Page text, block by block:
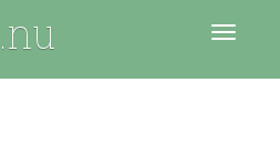
.nu Menu